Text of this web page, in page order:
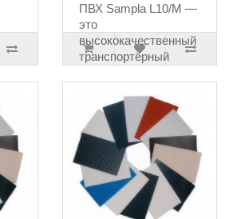
ПВХ Sampla L10/M —
это
высококачественный
транспортёрный
3092.18руб.